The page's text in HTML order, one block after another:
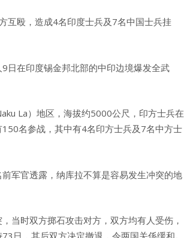
殴，造成4名印度士兵及7名中国士兵挂
在印度锡金邦北部的中印边境爆发全武
La）地区，海拔约5000公尺，印方士兵在
名参战，其中有4名印方士兵及7名中方士
军官透露，纳库拉不算是容易发生冲突的地
时双方掷石攻击对方，双方均有人受伤，
日，其后双方决定撤退，令两国关係缓和。